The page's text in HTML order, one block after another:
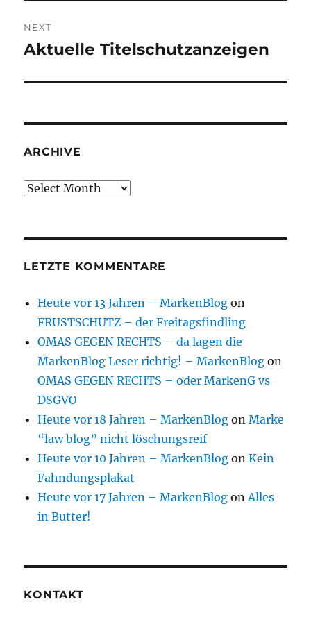
NEXT
Next
Aktuelle Titelschutzanzeigen
ARCHIVE
Archive
LETZTE KOMMENTARE
Heute vor 13 Jahren – MarkenBlog on
FRUSTSCHUTZ – der Freitagsfindling
OMAS GEGEN RECHTS – da lagen die
MarkenBlog Leser richtig! – MarkenBlog on
OMAS GEGEN RECHTS – oder MarkenG vs
DSGVO
Heute vor 18 Jahren – MarkenBlog onMarke
“law blog” nicht löschungsreif
Heute vor 10 Jahren – MarkenBlog onKein
Fahndungsplakat
Heute vor 17 Jahren – MarkenBlog onAlles
in Butter!
KONTAKT